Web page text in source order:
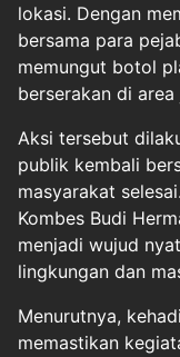
lokasi. Dengan
bersama para
memungut botol
berserakan di area
Aksi tersebut
publik kembali
masyarakat
Kombes Budi
menjadi wujud
lingkungan dan
Menurutnya,
memastikan